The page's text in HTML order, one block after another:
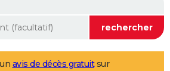
avis de décès gratuitsur